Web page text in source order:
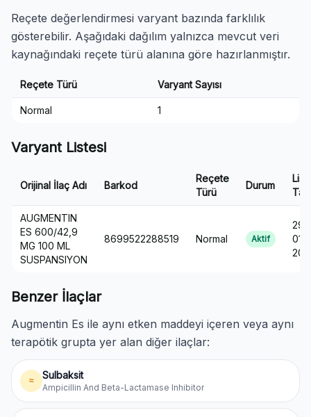
Reçete değerlendirmesi varyant bazında farklılık
gösterebilir. Aşağıdaki dağılım yalnızca mevcut veri
kaynağındaki reçete türü alanına göre hazırlanmıştır.
Reçete Türü Varyant Sayısı
Normal 1
Varyant Listesi
Orijinal İlaç Adı Barkod
Reçete
Türü
Durum
AUGMENTIN
ES 600/42,9
MG 100 ML
SUSPANSIYON
8699522288519 Normal Aktif
29-
01-
Benzer İlaçlar
Augmentin Es ile aynı etken maddeyi içeren veya aynı
terapötik grupta yer alan diğer ilaçlar:
≈ Sulbaksit
Ampicillin And Beta-Lactamase Inhibitor